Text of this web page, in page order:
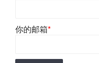
你的邮箱*